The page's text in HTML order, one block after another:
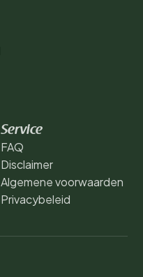
Service
FAQ
Disclaimer
Algemene voorwaarden
Privacybeleid